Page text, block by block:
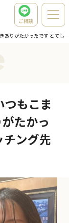
ご相談
ありがたかったです とても
つもこま
たかっ
チング先